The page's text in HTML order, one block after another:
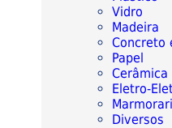
Vidro
Madeira
Concreto
Papel
Cerâmica
Eletro-
Diversos